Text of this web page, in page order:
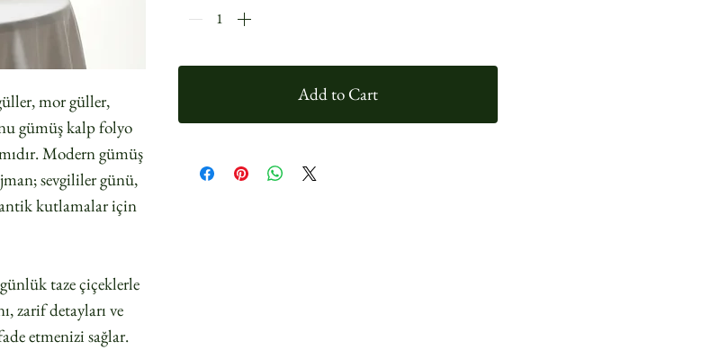
mor güller,
gümüş kalp folyo
Modern gümüş
sevgililer günü,
kutlamalar için
taze çiçeklerle
zarif detayları ve
etmenizi sağlar.
Add to Cart